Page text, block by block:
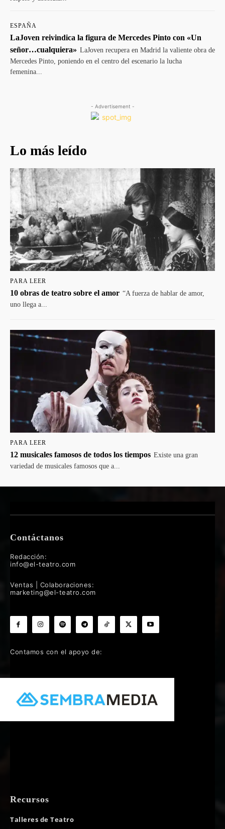
ESPAÑA
LaJoven reivindica la figura de Mercedes Pinto con «Un
señor…cualquiera» LaJoven recupera en Madrid la valiente obra de
Mercedes Pinto, poniendo en el centro del escenario la lucha
femenina...
- Advertisement -
Lo más leído
PARA LEER
10 obras de teatro sobre el amor “A fuerza de hablar de amor,
uno llega a...
PARA LEER
12 musicales famosos de todos los tiempos Existe una gran
variedad de musicales famosos que a...
Contáctanos
Redacción:
info@el-teatro.com
Ventas | Colaboraciones:
marketing@el-teatro.com
Contamos con el apoyo de:
Recursos
Talleres de Teatro